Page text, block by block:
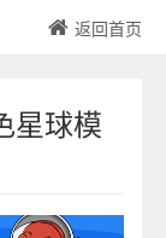
返回首页
星球模